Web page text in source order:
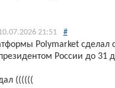
21:51 #
Polymarket
России до 31
((((((